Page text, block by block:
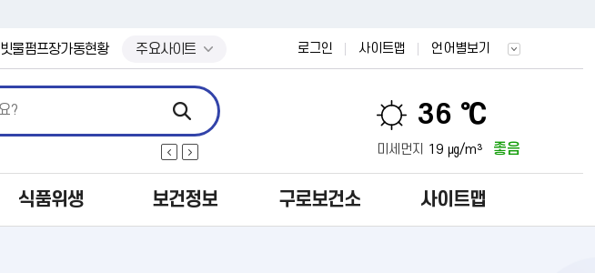
빗물펌프장가동현황 주요사이트 로그인 사이트맵 언어별보기
36 ℃
미세먼지 19 ㎍/m³ 좋음
식품위생 보건정보 구로보건소 사이트맵